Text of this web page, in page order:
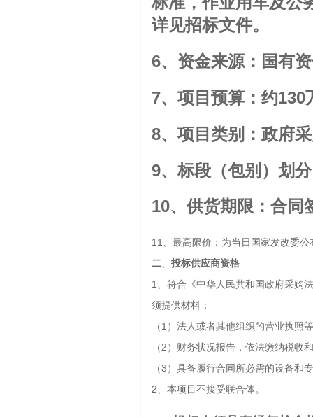
详见招标文件。
6、资金来源：国有
7、项目预算：约
8、项目类别：政府
9、标段（包别）划
10、供货期限：合同
11、最高限价：为当日国家发改委
二、 投标供应商资格
1、符合《中华人民共和国政府采购
须提供材料：
（1）法人或者其他组织的营业执照
（2）财务状况报告，依法缴纳税收
（3）具备履行合同所必需的设备和
2、本项目不接受联合体。